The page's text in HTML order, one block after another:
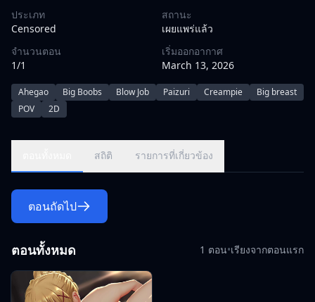
ประเภท
Censored
สถานะ
เผยแพร่แล้ว
จำนวนตอน
1/1
เริ่มออกอากาศ
March 13, 2026
Ahegao Big Boobs Blow Job Paizuri Creampie
Big breast
POV
2D
สถิติ รายการที่เกี่ยวข้อง
ตอนถัดไป
ตอนทั้งหมด 1 ตอน•เรียงจากตอนแรก